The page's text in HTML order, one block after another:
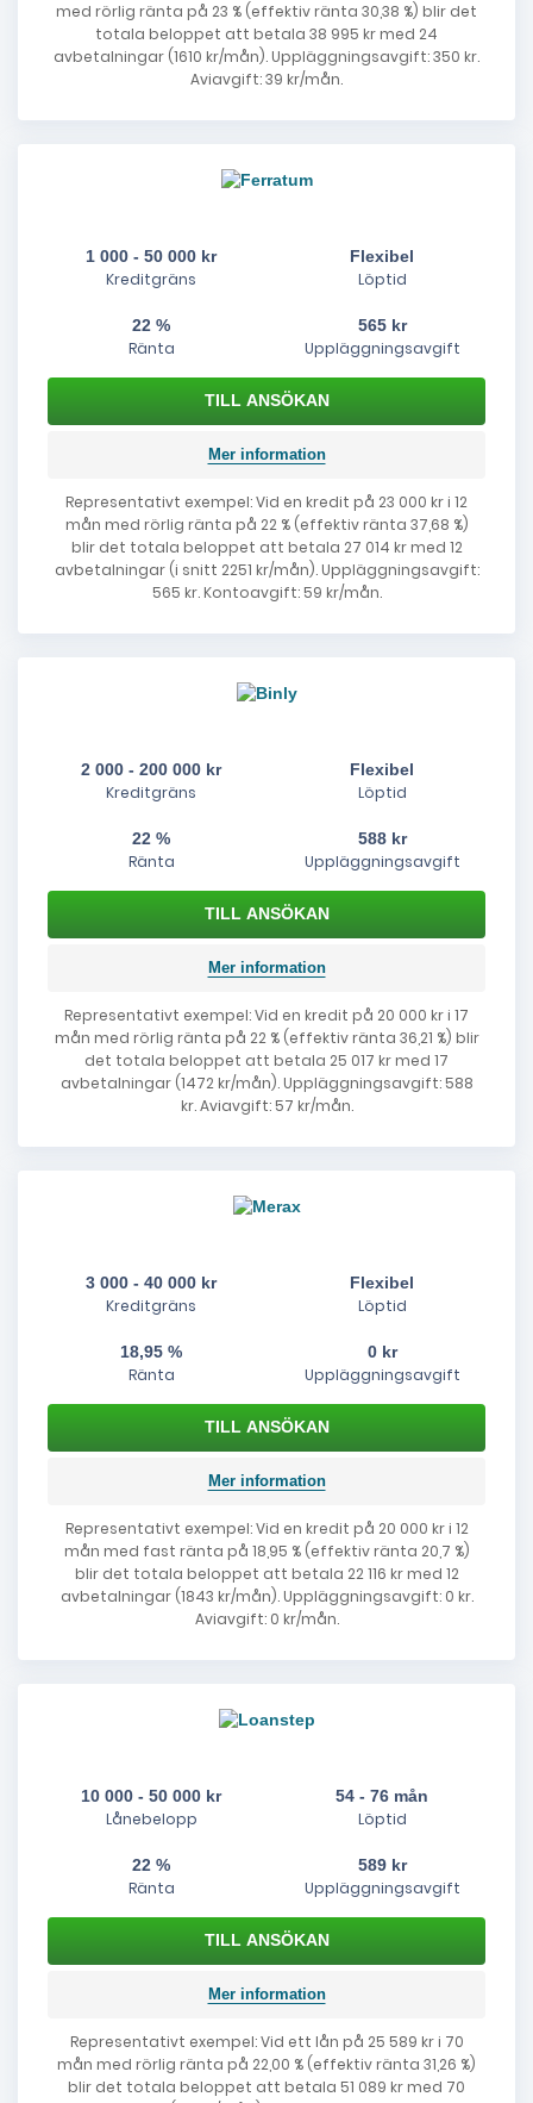
med rörlig ränta på 23 % (effektiv ränta 30,38 %) blir det
totala beloppet att betala 38 995 kr med 24
avbetalningar (1610 kr/mån). Uppläggningsavgift: 350 kr.
Aviavgift: 39 kr/mån.
1 000 - 50 000 kr
Kreditgräns
Flexibel
Löptid
22 %
Ränta
565 kr
Uppläggningsavgift
Mer information
Representativt exempel: Vid en kredit på 23 000 kr i 12
mån med rörlig ränta på 22 % (effektiv ränta 37,68 %)
blir det totala beloppet att betala 27 014 kr med 12
avbetalningar (i snitt 2251 kr/mån). Uppläggningsavgift:
565 kr. Kontoavgift: 59 kr/mån.
2 000 - 200 000 kr
Kreditgräns
Flexibel
Löptid
22 %
Ränta
588 kr
Uppläggningsavgift
Mer information
Representativt exempel: Vid en kredit på 20 000 kr i 17
mån med rörlig ränta på 22 % (effektiv ränta 36,21 %) blir
det totala beloppet att betala 25 017 kr med 17
avbetalningar (1472 kr/mån). Uppläggningsavgift: 588
kr. Aviavgift: 57 kr/mån.
3 000 - 40 000 kr
Kreditgräns
Flexibel
Löptid
18,95 %
Ränta
0 kr
Uppläggningsavgift
Mer information
Representativt exempel: Vid en kredit på 20 000 kr i 12
mån med fast ränta på 18,95 % (effektiv ränta 20,7 %)
blir det totala beloppet att betala 22 116 kr med 12
avbetalningar (1843 kr/mån). Uppläggningsavgift: 0 kr.
Aviavgift: 0 kr/mån.
10 000 - 50 000 kr
Lånebelopp
54 - 76 mån
Löptid
22 %
Ränta
589 kr
Uppläggningsavgift
Mer information
Representativt exempel: Vid ett lån på 25 589 kr i 70
mån med rörlig ränta på 22,00 % (effektiv ränta 31,26 %)
blir det totala beloppet att betala 51 089 kr med 70